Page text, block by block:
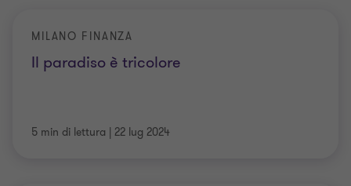
Il paradiso è tricolore
MILANO FINANZA
5 min di lettura | 22 lug 2024